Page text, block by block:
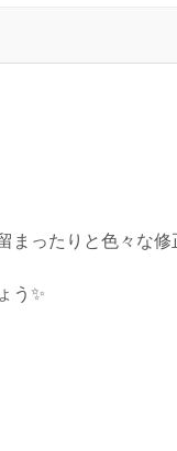
まったりと色々な
う✨